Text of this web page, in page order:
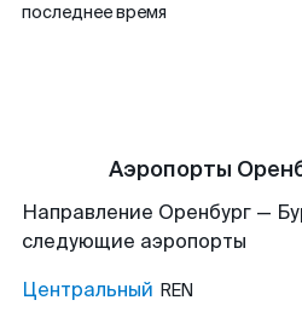
последнее время
Аэропорты
Направление Оренбург —
следующие аэропорты
Центральный REN